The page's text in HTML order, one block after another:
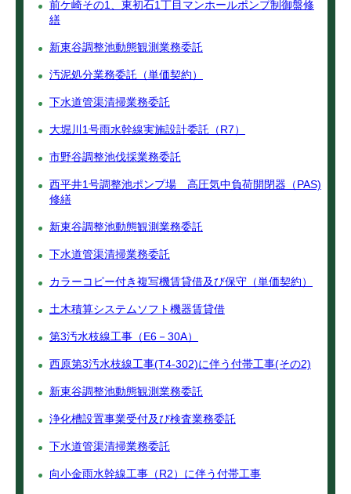
前ケ崎その1、東初石1丁目マンホールポンプ制御盤修
繕
新東谷調整池動態観測業務委託
汚泥処分業務委託（単価契約）
下水道管渠清掃業務委託
大堀川1号雨水幹線実施設計委託（R7）
市野谷調整池伐採業務委託
西平井1号調整池ポンプ場 高圧気中負荷開閉器（PAS)
修繕
新東谷調整池動態観測業務委託
下水道管渠清掃業務委託
カラーコピー付き複写機賃貸借及び保守（単価契約）
土木積算システムソフト機器賃貸借
第3汚水枝線工事（E6－30A）
西原第3汚水枝線工事(T4-302)に伴う付帯工事(その2)
新東谷調整池動態観測業務委託
浄化槽設置事業受付及び検査業務委託
下水道管渠清掃業務委託
向小金雨水幹線工事（R2）に伴う付帯工事